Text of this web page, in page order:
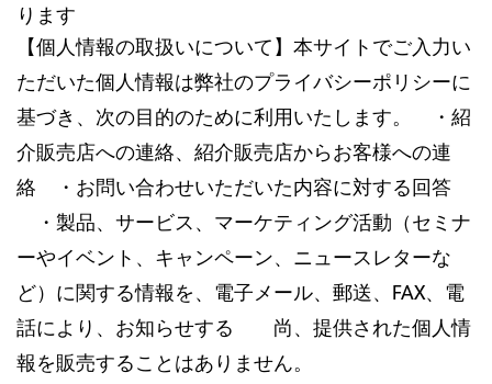
ります
【個人情報の取扱いについて】本サイトでご入力い
ただいた個人情報は弊社のプライバシーポリシーに
基づき、次の目的のために利用いたします。 ・紹
介販売店への連絡、紹介販売店からお客様への連
絡 ・お問い合わせいただいた内容に対する回答
・製品、サービス、マーケティング活動（セミナ
ーやイベント、キャンペーン、ニュースレターな
ど）に関する情報を、電子メール、郵送、FAX、電
話により、お知らせする 尚、提供された個人情
報を販売することはありません。